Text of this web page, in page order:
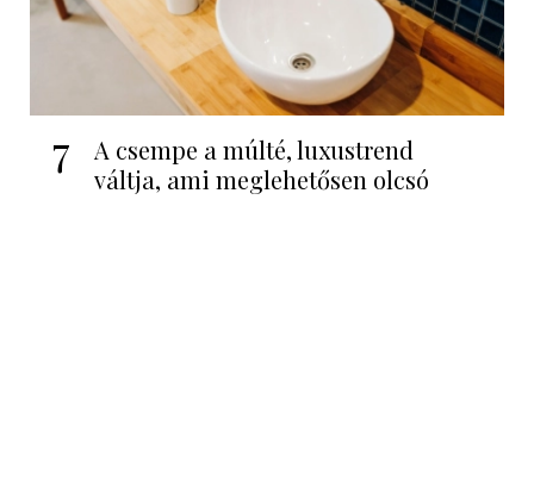
7
A csempe a múlté, luxustrend
váltja, ami meglehetősen olcsó